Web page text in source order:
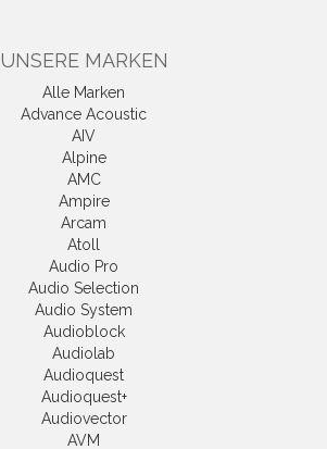
UNSERE MARKEN
Alle Marken
Advance Acoustic
AIV
Alpine
AMC
Ampire
Arcam
Atoll
Audio Pro
Audio Selection
Audio System
Audioblock
Audiolab
Audioquest
Audioquest+
Audiovector
AVM